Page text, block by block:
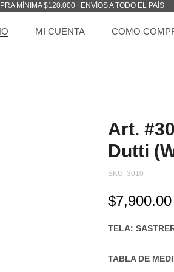
MÍNIMA $120.000 | ENVÍOS A TODO EL PAÍS
MI CUENTA COMO
Art.
Dutti
SKU: 3010
$7,900.00
TELA:
TABLA DE